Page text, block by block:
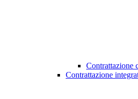
Contrattazione
Contrattazione